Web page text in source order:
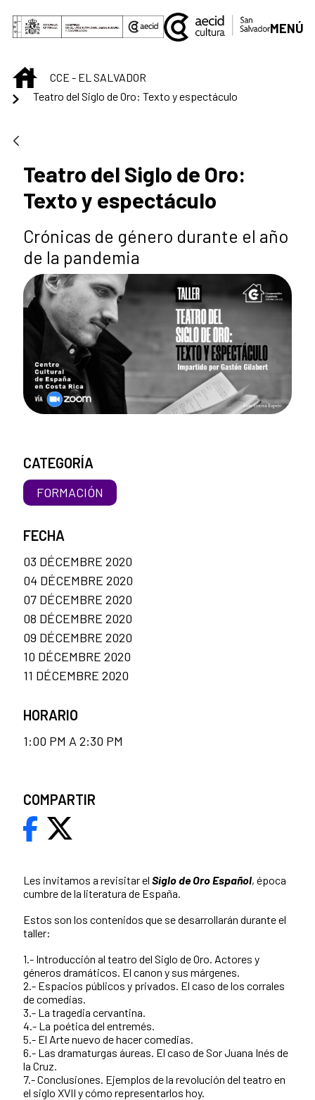
Saut au contenu principal
MENÚ
INICIOCCE - EL SALVADOR
Teatro del Siglo de Oro: Texto y espectáculo
Teatro del Siglo de Oro:
Texto y espectáculo
Crónicas de género durante el año
de la pandemia
Les invitamos a revisitar el Siglo de Oro Español, época
cumbre de la literatura de España.
Estos son los contenidos que se desarrollarán durante el
taller:
1.- Introducción al teatro del Siglo de Oro. Actores y
géneros dramáticos. El canon y sus márgenes.
2.- Espacios públicos y privados. El caso de los corrales
de comedias.
3.- La tragedia cervantina.
4.- La poética del entremés.
5.- El Arte nuevo de hacer comedias.
6.- Las dramaturgas áureas. El caso de Sor Juana Inés de
la Cruz.
7.- Conclusiones. Ejemplos de la revolución del teatro en
el siglo XVII y cómo representarlos hoy.
CATEGORÍA
FORMACIÓN
FECHA
03 DÉCEMBRE 2020
04 DÉCEMBRE 2020
07 DÉCEMBRE 2020
08 DÉCEMBRE 2020
09 DÉCEMBRE 2020
10 DÉCEMBRE 2020
11 DÉCEMBRE 2020
HORARIO
1:00 PM A 2:30 PM
COMPARTIR